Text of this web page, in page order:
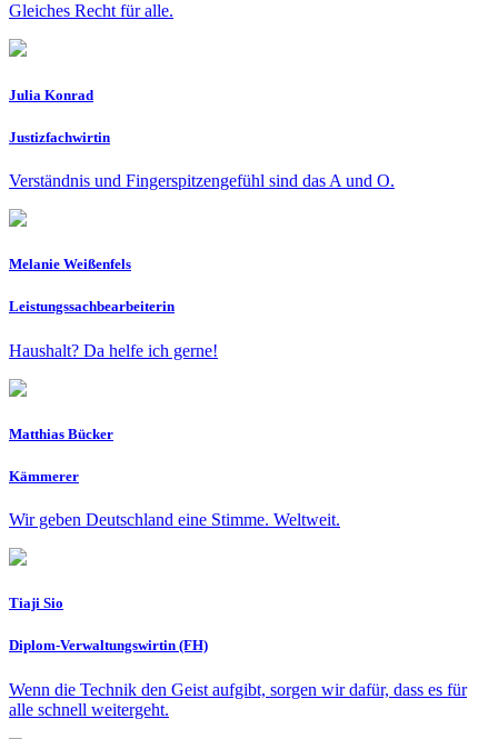
Gleiches Recht für alle.
Julia Konrad
Justizfachwirtin
Verständnis und Fingerspitzengefühl sind das A und O.
Melanie Weißenfels
Leistungssachbearbeiterin
Haushalt? Da helfe ich gerne!
Matthias Bücker
Kämmerer
Wir geben Deutschland eine Stimme. Weltweit.
Tiaji Sio
Diplom-Verwaltungswirtin (FH)
Wenn die Technik den Geist aufgibt, sorgen wir dafür, dass es für
alle schnell weitergeht.